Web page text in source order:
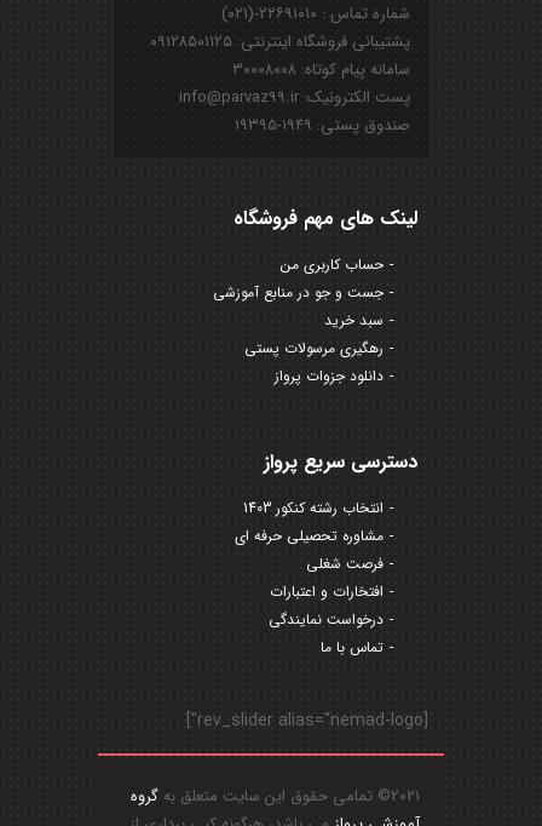
شماره تماس : ۲۲۶۹۱۰۱۰-(۰۲۱)
پشتیبانی فروشگاه اینترنتی: ۰۹۱۲۸۵۰۱۱۲۵
سامانه پیام کوتاه: ۳۰۰۰۸۰۰۸
پست الکترونیک: info@parvaz99.ir
صندوق پستی: ۱۹۴۹-۱۹۳۹۵
لینک های مهم فروشگاه
حساب کاربری من
جست و جو در منابع آموزشی
سبد خرید
رهگیری مرسولات پستی
دانلود جزوات پرواز
دسترسی سریع پرواز
انتخاب رشته کنکور 1403
مشاوره تحصیلی حرفه ای
فرصت شغلی
افتخارات و اعتبارات
درخواست نمایندگی
تماس با ما
[rev_slider alias="nemad-logo"]
2021© تمامی حقوق این سایت متعلق به
گروه